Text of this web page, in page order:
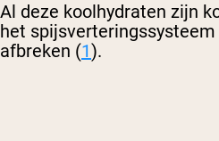
Al deze koolhydraten zijn
het
afbreken (1).